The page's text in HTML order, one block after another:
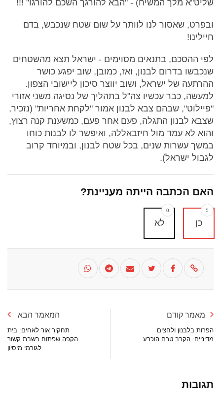
שליט"א מלך המשיח) - "הבא להורגך השכם להורגו" !!!
ובפרט, שאסור לנו לוותר על שום שטח שנכבש, בדם
חיילינו!
לפי ההסכם, בתנאים מסוימים - ישראל תצא מהשטחים
שנכבשו בדרום לבנון, ואז, כמובן, שוב יפגע כושר
ההרתעה של ישראל, ושוב יווצר סיכון ליישובי הצפון.
למעשה, כבר עכשיו צה"ל בתהליך של נסיגה משני אזורי
"פיילוט", שבהם צבא לבנון אמור "לקחת אחריות" (נזכיר,
שצבא לבנון התגלה, פעם אחר פעם, כמשענת קנה רצוץ,
והוא לא עמד מול חיזבאללה, ואיפשר לו לבנות כוחו
במשך עשרות שנים, בכל שטח לבנון, ובמיוחד קרוב
לגבול ישראל).
האם הכתבה הייתה מעניינת?
כן
5
לא
0
מאמר קודם
הפרות בלבנון ולחצים
מדיניים: הקרב טרם הוכרע
המאמר הבא
תחקיר אור לאחים: בית
הקפה שפתוח בשבת קשור
לגורמי מיסיון
תגובות